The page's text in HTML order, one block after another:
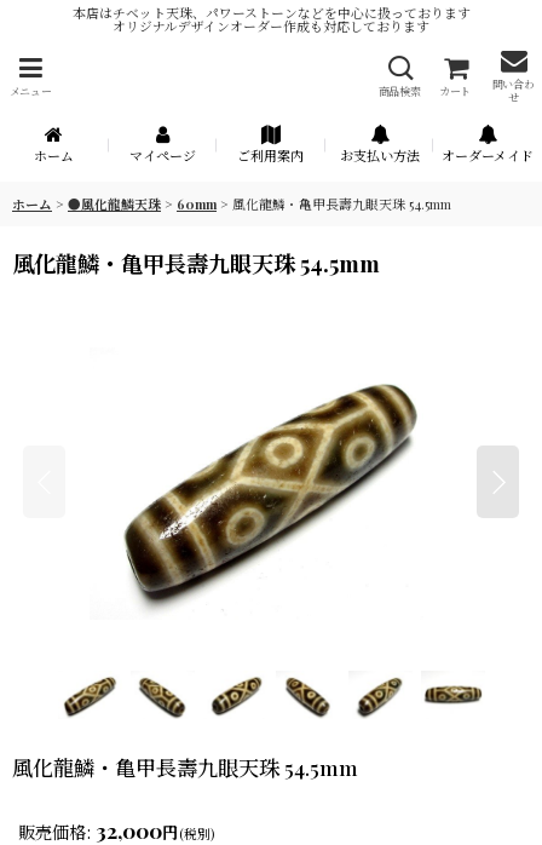
本店はチベット天珠、パワーストーンなどを中心に扱っております
オリジナルデザインオーダー作成も対応しております
メニュー 商品検索 カート
問い合わ
せ
ホーム マイページ ご利用案内 お支払い方法 オーダーメイド
ホーム > ●風化龍鱗天珠 > 60mm > 風化龍鱗・亀甲長壽九眼天珠 54.5mm
風化龍鱗・亀甲長壽九眼天珠 54.5mm
風化龍鱗・亀甲長壽九眼天珠 54.5mm
販売価格: 32,000円(税別)